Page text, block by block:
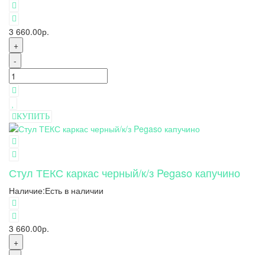
3 660.00р.
+
-
КУПИТЬ
Стул ТЕКС каркас черный/к/з Pegaso капучино
Наличие:Есть в наличии
3 660.00р.
+